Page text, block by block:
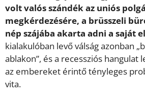
volt valós szándék az uniós
megkérdezésére, a brüsszeli
nép szájába akarta adni a saját
kialakulóban levő válság azonban
ablakon”, és a recessziós hangulat
az embereket érintő tényleges
vita.